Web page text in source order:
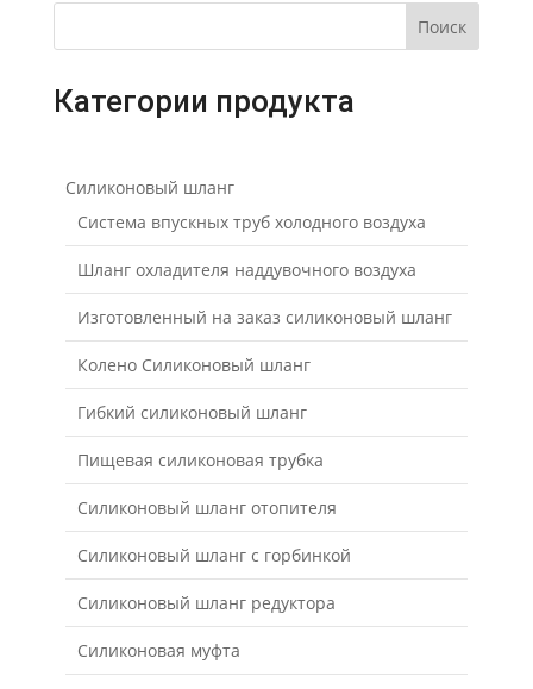
Поиск
Категории продукта
Силиконовый шланг
Система впускных труб холодного воздуха
Шланг охладителя наддувочного воздуха
Изготовленный на заказ силиконовый шланг
Колено Силиконовый шланг
Гибкий силиконовый шланг
Пищевая силиконовая трубка
Силиконовый шланг отопителя
Силиконовый шланг с горбинкой
Силиконовый шланг редуктора
Силиконовая муфта